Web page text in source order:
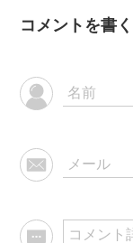
コメントを書く